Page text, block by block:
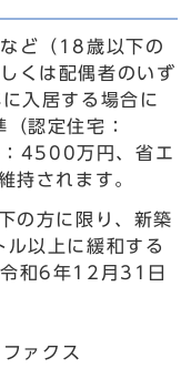
ど（18歳以下の
くは配偶者のいず
入居する場合に
認定住宅：
4500万円、省エ
持されます。
の方に限り、新築
以上に緩和する
令和6年12月31日
ァクス